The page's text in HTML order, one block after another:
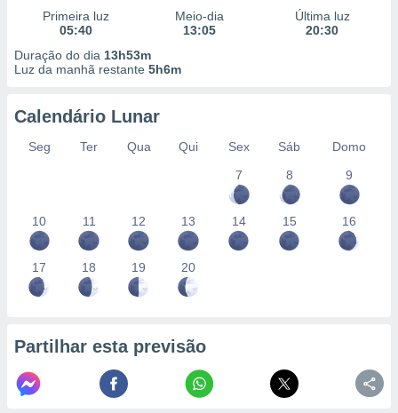
Primeira luz
05:40
Meio-dia
13:05
Última luz
20:30
Duração do dia 13h53m
Luz da manhã restante 5h6m
Calendário Lunar
Seg Ter Qua Qui Sex Sáb
Domo
7
8 9
10 11 12 13 14 15 16
17 18 19 20
Partilhar esta previsão